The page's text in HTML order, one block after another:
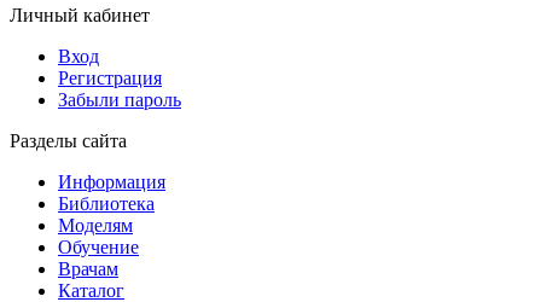
Личный кабинет
Вход
Регистрация
Забыли пароль
Разделы сайта
Информация
Библиотека
Моделям
Обучение
Врачам
Каталог